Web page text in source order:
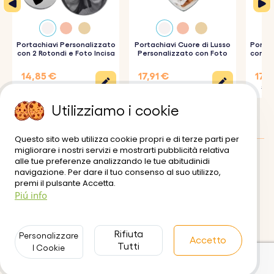
Come funziona:
1. Inserisci i Nomi: Fornisci i nomi da incidere all’interno
del motivo floreale. Perfetto per coppie, familiari o
2. Carica la tua foto:scegli e carica la foto preferita con
cui desideri personalizzare il portachiavi.
3. Scegli il tuo carattere:
preferito per personalizzare il tuo portachiavi.
4. Finitura in vetro epossidico: Copriremo abilmente la
tua foto con uno strato di vetro epossidico, garantendo
una finitura lucida di alta qualità per una maggiore
Specifiche:
Portachiavi Personalizzato
con 2 Rotondi e Foto Incisa
14,85 €
Portachiavi Cuore di Lusso
Personalizzato con Foto
17,91 €
con
Consegna
Informativa sulla Privacy
Contattaci
Recensioni dei clienti: 0/5
Utilizziamo i cookie
Questo sito web utilizza cookie propri e di terze parti per
migliorare i nostri servizi e mostrarti pubblicità relativa
alle tue preferenze analizzando le tue abitudinidi
navigazione. Per dare il tuo consenso al suo utilizzo,
premi il pulsante Accetta.
Piú info
Personalizzare
I Cookie
Rifiuta
Tutti
Accetto